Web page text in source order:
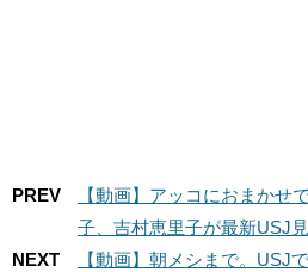
PREV
【動画】アッコにおまかせ
子、吉村恵里子が最新USJ
NEXT
【動画】朝メシまで。USJ